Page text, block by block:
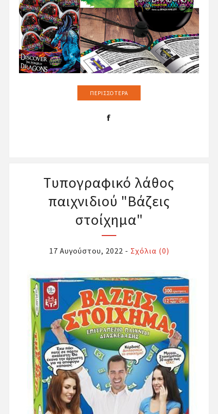
ΠΕΡΙΣΣΌΤΕΡΑ
Tυπογραφικό λάθος
παιχνιδιού "Βάζεις
στοίχημα"
17 Αυγούστου, 2022 - Σχόλια (0)